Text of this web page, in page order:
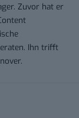
Zuvor hat er
Ihn trifft